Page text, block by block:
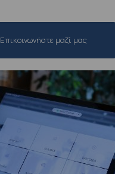
Επικοινωνήστε μαζί μας